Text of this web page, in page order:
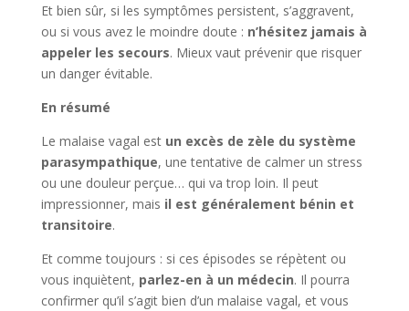
Et bien sûr, si les symptômes persistent, s’aggravent,
ou si vous avez le moindre doute : n’hésitez jamais à
appeler les secours. Mieux vaut prévenir que risquer
un danger évitable.
En résumé
Le malaise vagal est un excès de zèle du système
parasympathique, une tentative de calmer un stress
ou une douleur perçue… qui va trop loin. Il peut
impressionner, mais il est généralement bénin et
transitoire.
Et comme toujours : si ces épisodes se répètent ou
vous inquiètent, parlez-en à un médecin. Il pourra
confirmer qu’il s’agit bien d’un malaise vagal, et vous